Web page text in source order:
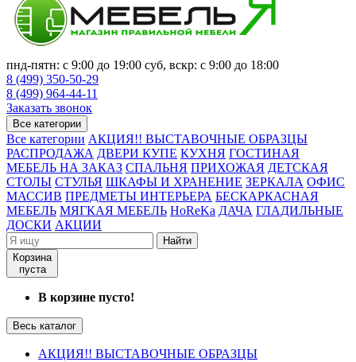
пнд-пятн: с 9:00 до 19:00 суб, вскр: с 9:00 до 18:00
8 (499) 350-50-29
8 (499) 964-44-11
Заказать звонок
Все категории
Все категории АКЦИЯ!! ВЫСТАВОЧНЫЕ ОБРАЗЦЫ
РАСПРОДАЖА ДВЕРИ КУПЕ КУХНЯ ГОСТИНАЯ
МЕБЕЛЬ НА ЗАКАЗ СПАЛЬНЯ ПРИХОЖАЯ ДЕТСКАЯ
СТОЛЫ СТУЛЬЯ ШКАФЫ И ХРАНЕНИЕ ЗЕРКАЛА ОФИС
МАССИВ ПРЕДМЕТЫ ИНТЕРЬЕРА БЕСКАРКАСНАЯ
МЕБЕЛЬ МЯГКАЯ МЕБЕЛЬ HoReKa ДАЧА ГЛАДИЛЬНЫЕ
ДОСКИ АКЦИИ
Найти
Корзина
пуста
В корзине пусто!
Весь каталог
АКЦИЯ!! ВЫСТАВОЧНЫЕ ОБРАЗЦЫ